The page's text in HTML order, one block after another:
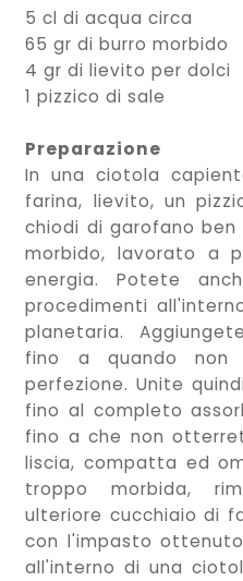
5 cl di acqua circa
65 gr di burro morbido
4 gr di lievito per dolci
1 pizzico di sale
Preparazione
In una ciotola
farina, lievito, un
chiodi di garofano
morbido, lavorato a
energia. Potete
procedimenti
planetaria.
fino a quando non
perfezione. Unite
fino al completo
fino a che non
liscia, compatta ed
troppo morbida,
ulteriore cucchiaio di
con l'impasto
all'interno di una